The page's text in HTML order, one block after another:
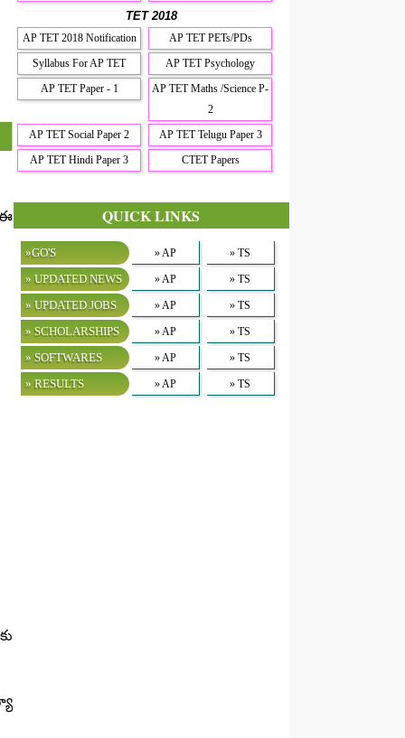
ఈ
TET 2018
AP TET 2018 Notification
AP TET PETs/PDs
Syllabus For AP TET
AP TET Psychology
AP TET Paper - 1
AP TET Maths /Science P-
2
AP TET Social Paper 2
AP TET Telugu Paper 3
AP TET Hindi Paper 3
CTET Papers
QUICK LINKS
»GO'S » AP » TS
» UPDATED NEWS » AP » TS
» UPDATED JOBS » AP » TS
» SCHOLARSHIPS » AP » TS
» SOFTWARES » AP » TS
» RESULTS » AP » TS